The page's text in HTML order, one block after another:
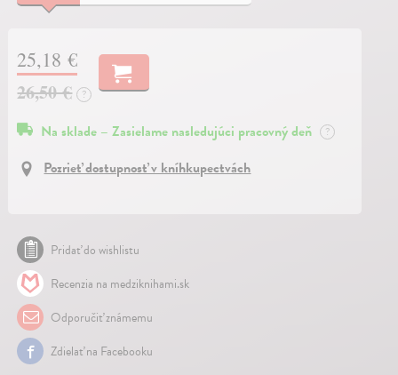
25,18 €
26,50 €
?
Na sklade – Zasielame nasledujúci pracovný deň ?
Pozrieť dostupnosť v kníhkupectvách
Pridať do wishlistu
Recenzia na medziknihami.sk
Odporučiť známemu
Zdielať na Facebooku